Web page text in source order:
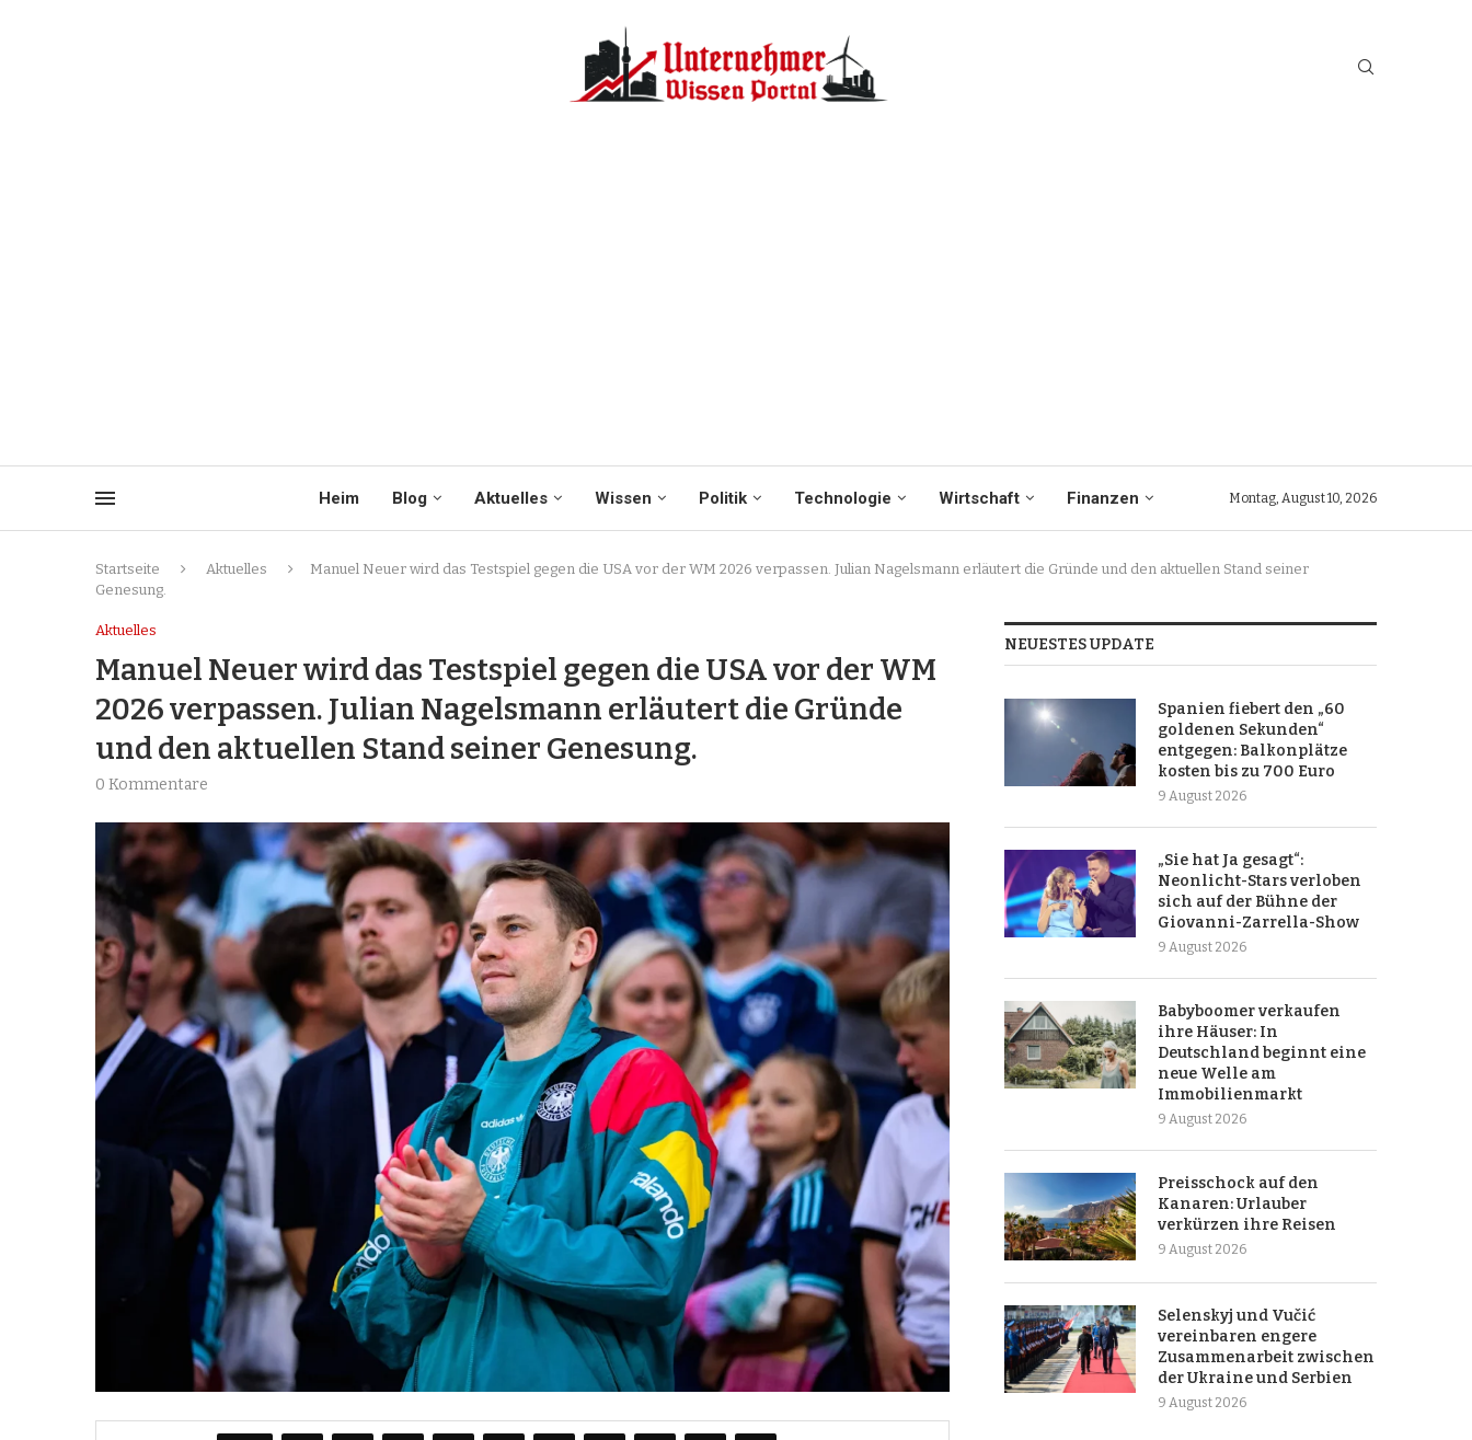
Heim Blog Aktuelles Wissen Politik Technologie Wirtschaft Finanzen Montag, August 10, 2026
Startseite Aktuelles
Manuel Neuer wird das Testspiel gegen die USA vor der WM 2026 verpassen. Julian Nagelsmann erläutert die Gründe und den aktuellen Stand seiner
Genesung.
Aktuelles
Manuel Neuer wird das Testspiel gegen die USA vor der WM
2026 verpassen. Julian Nagelsmann erläutert die Gründe
und den aktuellen Stand seiner Genesung.
0 Kommentare
NEUESTES UPDATE
Spanien fiebert den „60
goldenen Sekunden“
entgegen: Balkonplätze
kosten bis zu 700 Euro
9 August 2026
„Sie hat Ja gesagt“:
Neonlicht-Stars verloben
sich auf der Bühne der
Giovanni-Zarrella-Show
9 August 2026
Babyboomer verkaufen
ihre Häuser: In
Deutschland beginnt eine
neue Welle am
Immobilienmarkt
9 August 2026
Preisschock auf den
Kanaren: Urlauber
verkürzen ihre Reisen
9 August 2026
Selenskyj und Vučić
vereinbaren engere
Zusammenarbeit zwischen
der Ukraine und Serbien
9 August 2026